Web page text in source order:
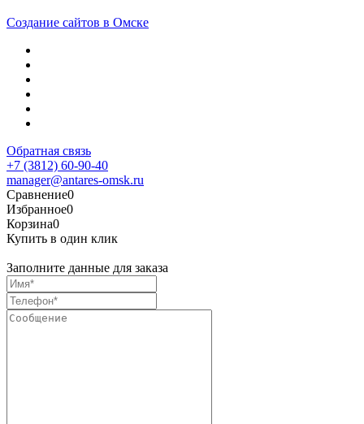
Создание сайтов в Омске
Обратная связь
+7 (3812) 60-90-40
manager@antares-omsk.ru
Сравнение0
Избранное0
Корзина0
Купить в один клик
Заполните данные для заказа